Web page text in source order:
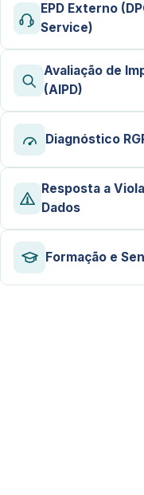
EPD Externo
Service)
Avaliação de
(AIPD)
Diagnóstico
Resposta a
Dados
Formação e